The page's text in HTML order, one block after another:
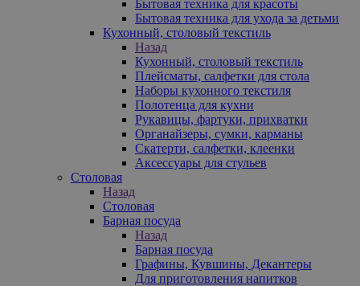
Бытовая техника для красоты
Бытовая техника для ухода за детьми
Кухонный, столовый текстиль
Назад
Кухонный, столовый текстиль
Плейсматы, салфетки для стола
Наборы кухонного текстиля
Полотенца для кухни
Рукавицы, фартуки, прихватки
Органайзеры, сумки, карманы
Скатерти, салфетки, клеенки
Аксессуары для стульев
Столовая
Назад
Столовая
Барная посуда
Назад
Барная посуда
Графины, Кувшины, Декантеры
Для приготовления напитков